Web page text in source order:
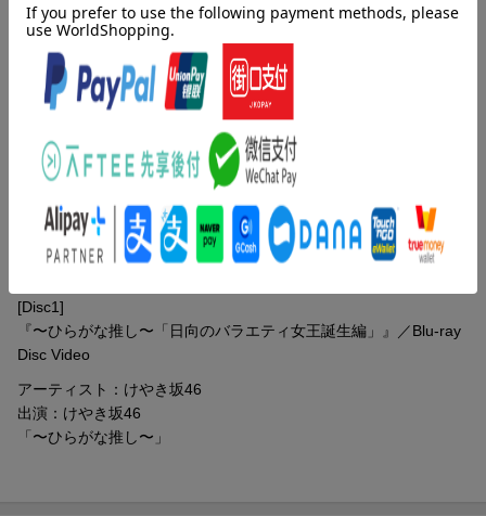
ップ！
本編に加え、未公開映像、スタジオライブ、そして新撮トークを
交えながらお届け致します。
けやき坂46時代からのファンはもちろん、日向坂46へ改名後にフ
ァンとなった方も楽しんでいただける作品となっております。
※収録内容等の詳細は後日発表させて頂きます。
＜収録内容＞
「日向のバラエティ女王誕生編」（佐々木久美）
＃16 ドキッ！けやき坂46だらけの爆笑大喜利大会 前編
＃25 けやき坂46何でもランキング その1
＃26 けやき坂46何でもランキング その2
＃27 けやき坂46何でもランキング その3
特典映像1未公開映像
特典映像2メンバー座談会
メンバー：佐々木久美、東村芽依、丹生明里、上村ひなの
収録内容
[Disc1]
『〜ひらがな推し〜「日向のバラエティ女王誕生編」』／Blu-ray
Disc Video
アーティスト：けやき坂46
出演：けやき坂46
「〜ひらがな推し〜」